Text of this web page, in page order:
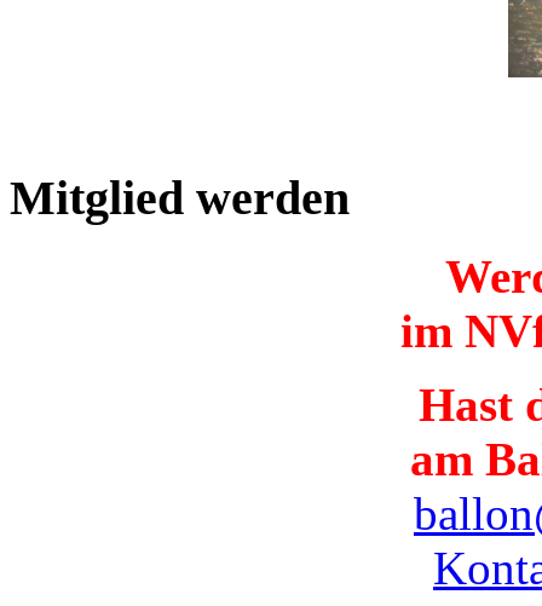
Mitglied werden
im
Hast
am